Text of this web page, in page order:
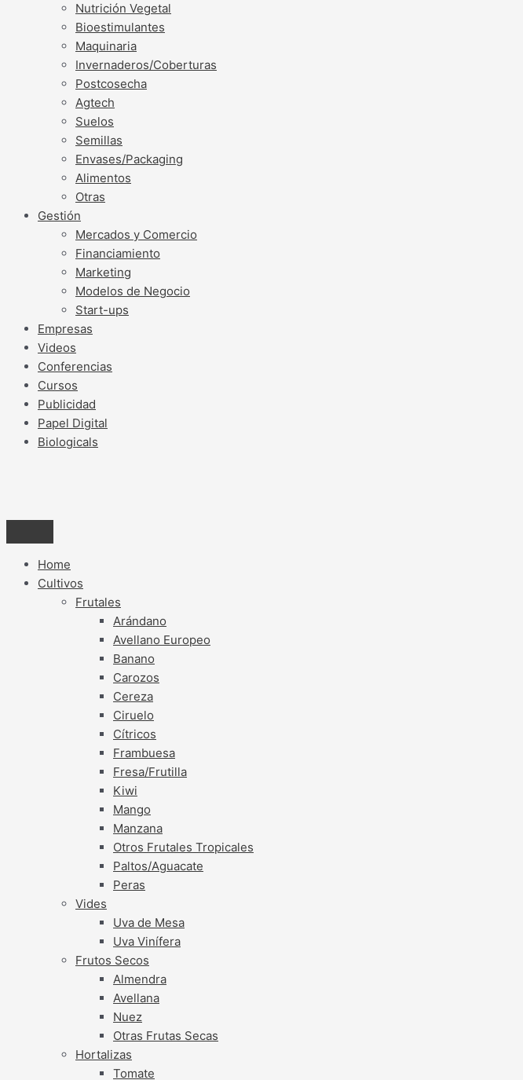
Nutrición Vegetal
Bioestimulantes
Maquinaria
Invernaderos/Coberturas
Postcosecha
Agtech
Suelos
Semillas
Envases/Packaging
Alimentos
Otras
Gestión
Mercados y Comercio
Financiamiento
Marketing
Modelos de Negocio
Start-ups
Empresas
Videos
Conferencias
Cursos
Publicidad
Papel Digital
Biologicals
Home
Cultivos
Frutales
Arándano
Avellano Europeo
Banano
Carozos
Cereza
Ciruelo
Cítricos
Frambuesa
Fresa/Frutilla
Kiwi
Mango
Manzana
Otros Frutales Tropicales
Paltos/Aguacate
Peras
Vides
Uva de Mesa
Uva Vinífera
Frutos Secos
Almendra
Avellana
Nuez
Otras Frutas Secas
Hortalizas
Tomate